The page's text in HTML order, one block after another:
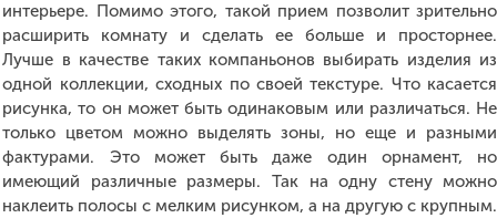
интерьере. Помимо этого, такой прием позволит зрительно
расширить комнату и сделать ее больше и просторнее.
Лучше в качестве таких компаньонов выбирать изделия из
одной коллекции, сходных по своей текстуре. Что касается
рисунка, то он может быть одинаковым или различаться. Не
только цветом можно выделять зоны, но еще и разными
фактурами. Это может быть даже один орнамент, но
имеющий различные размеры. Так на одну стену можно
наклеить полосы с мелким рисунком, а на другую с крупным.